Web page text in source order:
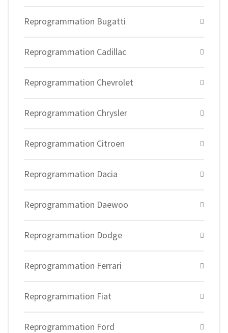
Reprogrammation Bugatti
Reprogrammation Cadillac
Reprogrammation Chevrolet
Reprogrammation Chrysler
Reprogrammation Citroen
Reprogrammation Dacia
Reprogrammation Daewoo
Reprogrammation Dodge
Reprogrammation Ferrari
Reprogrammation Fiat
Reprogrammation Ford